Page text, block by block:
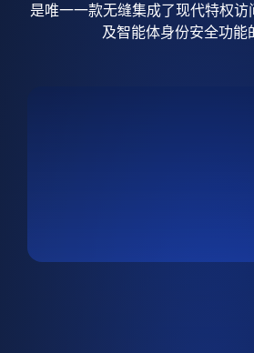
是唯一一款无缝集成了现代特权访
及智能体身份安全功能